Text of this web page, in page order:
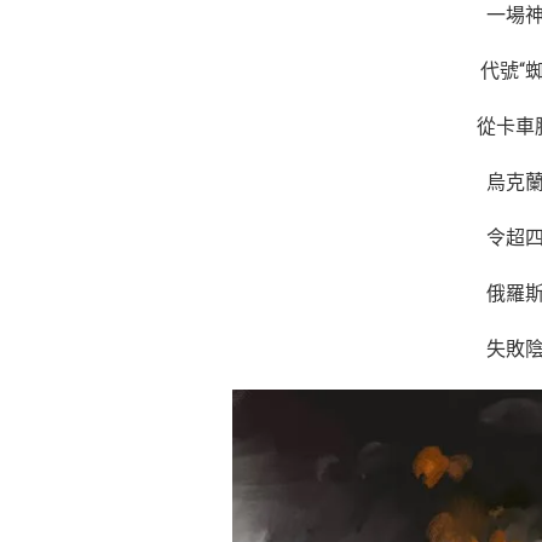
一場
代號“
從卡車
烏克
令超
俄羅
失敗